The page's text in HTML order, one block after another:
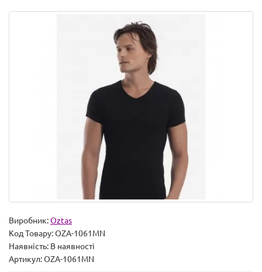
Виробник:Oztas
Код Товару:OZA-1061MN
Наявність: В наявності
Артикул: OZA-1061MN